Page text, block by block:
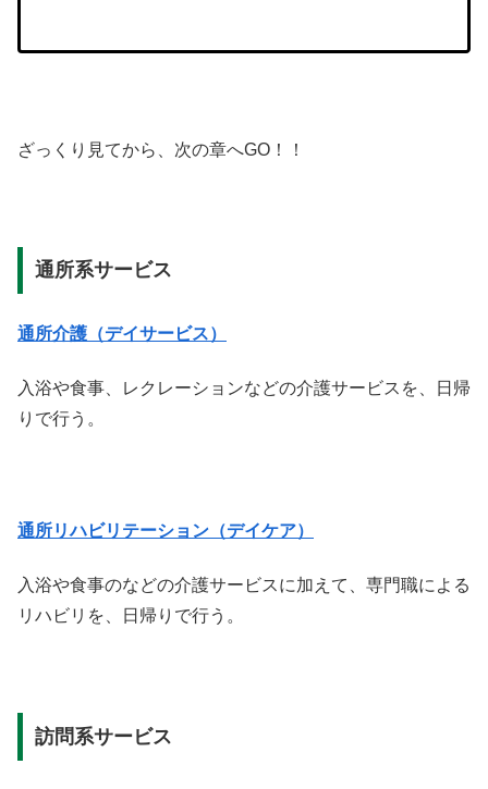
ざっくり見てから、次の章へGO！！
通所系サービス
通所介護（デイサービス）
入浴や食事、レクレーションなどの介護サービスを、日帰
りで行う。
通所リハビリテーション（デイケア）
入浴や食事のなどの介護サービスに加えて、専門職による
リハビリを、日帰りで行う。
訪問系サービス